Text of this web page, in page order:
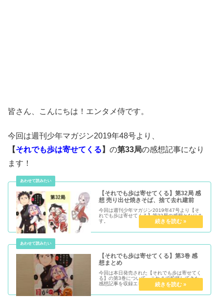
皆さん、こんにちは！エンタメ侍です。
今回は週刊少年マガジン2019年48号より、
【それでも歩は寄せてくる 】 の第33局の感想記事になり
ます！
【それでも歩は寄せてくる】第32局 感
想 売り出せ焼きそば、捨て去れ建前
今回は週刊少年マガジン2019年47号より【そ
れでも歩は寄せてくる】第32局の感想となりま
す。
【それでも歩は寄せてくる】第3巻 感
想まとめ
今回は本日発売された【それでも歩は寄せてく
る】の第3巻について、これまで投稿してきた
感想記事を収録エピソード毎にまとめたいと思
います。なお、第3巻に収録されているのは
『第29局』～『第41局』までです。